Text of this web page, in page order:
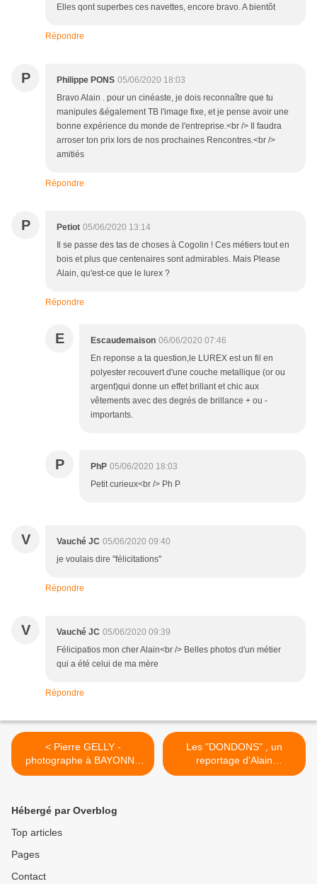
Elles qont superbes ces navettes, encore bravo. A bientôt
Répondre
P Philippe PONS 05/06/2020 18:03
Bravo Alain . pour un cinéaste, je dois reconnaître que tu
manipules &également TB l'image fixe, et je pense avoir une
bonne expérience du monde de l'entreprise.<br /> Il faudra
arroser ton prix lors de nos prochaines Rencontres.<br />
amitiés
Répondre
P Petiot 05/06/2020 13:14
Il se passe des tas de choses à Cogolin ! Ces métiers tout en
bois et plus que centenaires sont admirables. Mais Please
Alain, qu'est-ce que le lurex ?
Répondre
E Escaudemaison 06/06/2020 07:46
En reponse a ta question,le LUREX est un fil en
polyester recouvert d'une couche metallique (or ou
argent)qui donne un effet brillant et chic aux
vêtements avec des degrés de brillance + ou -
importants.
P PhP 05/06/2020 18:03
Petit curieux<br /> Ph P
V Vauché JC 05/06/2020 09:40
je voulais dire "félicitations"
Répondre
V Vauché JC 05/06/2020 09:39
Félicipatios mon cher Alain<br /> Belles photos d'un métier
qui a été celui de ma mère
Répondre
< Pierre GELLY -
photographe à BAYONNE
par Gérard Laulhé (2)
Les "DONDONS" , un
reportage d'Alain
Escaudemaison >
Hébergé par Overblog
Top articles
Pages
Contact